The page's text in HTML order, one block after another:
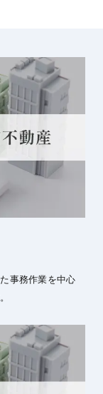
事務作業を中心